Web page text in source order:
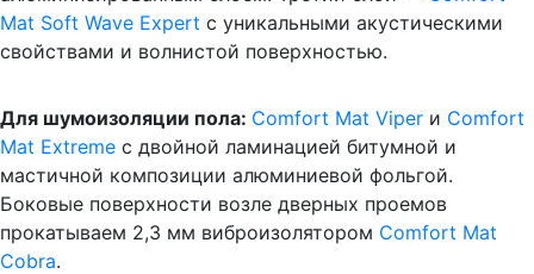
Mat Soft Wave Expert с уникальными акустическими
свойствами и волнистой поверхностью.
Для шумоизоляции пола: Comfort Mat Viper и Comfort
Mat Extreme c двойной ламинацией битумной и
мастичной композиции алюминиевой фольгой.
Боковые поверхности возле дверных проемов
прокатываем 2,3 мм виброизолятором Comfort Mat
Cobra.